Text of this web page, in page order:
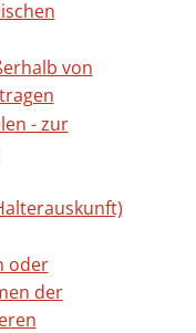
von
- zur
oder
der